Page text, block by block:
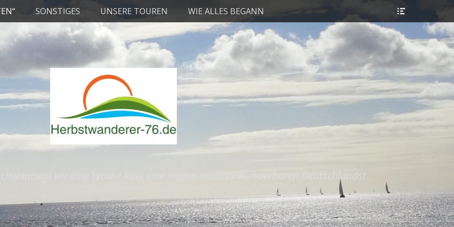
SONSTIGES UNSERE TOUREN WIE ALLES BEGANN
wir eine Woche lang eine Region unseres wunderbaren Deutschlands!